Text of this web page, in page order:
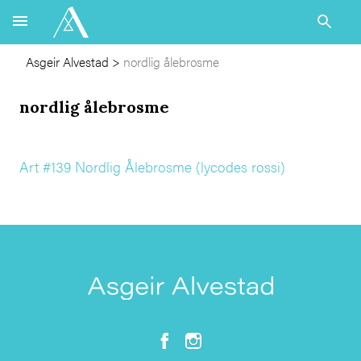
Asgeir Alvestad > nordlig ålebrosme
nordlig ålebrosme
Art #139 Nordlig Ålebrosme (lycodes rossi)